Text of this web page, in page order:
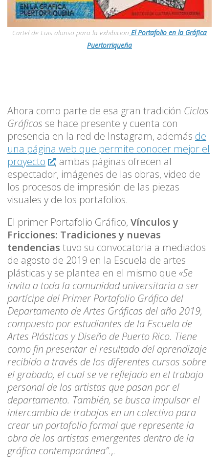
Cartel de Luis alonso para la exhibicion El Portafolio en la Gráfica
Puertorriqueña
Ahora como parte de esa gran tradición Ciclos
Gráficos se hace presente y cuenta con
presencia en la red de Instagram, además de
una página web que permite conocer mejor el
proyecto
, ambas páginas ofrecen al
espectador, imágenes de las obras, video de
los procesos de impresión de las piezas
visuales y de los portafolios.
El primer Portafolio Gráfico, Vínculos y
Fricciones: Tradiciones y nuevas
tendencias tuvo su convocatoria a mediados
de agosto de 2019 en la Escuela de artes
plásticas y se plantea en el mismo que «Se
invita a toda la comunidad universitaria a ser
partícipe del Primer Portafolio Gráfico del
Departamento de Artes Gráficas del año 2019,
compuesto por estudiantes de la Escuela de
Artes Plásticas y Diseño de Puerto Rico. Tiene
como fin presentar el resultado del aprendizaje
recibido a través de los diferentes cursos sobre
el grabado, el cual se ve reflejado en el trabajo
personal de los artistas que pasan por el
departamento. También, se busca impulsar el
intercambio de trabajos en un colectivo para
crear un portafolio formal que represente la
obra de los artistas emergentes dentro de la
gráfica contemporánea”.,.